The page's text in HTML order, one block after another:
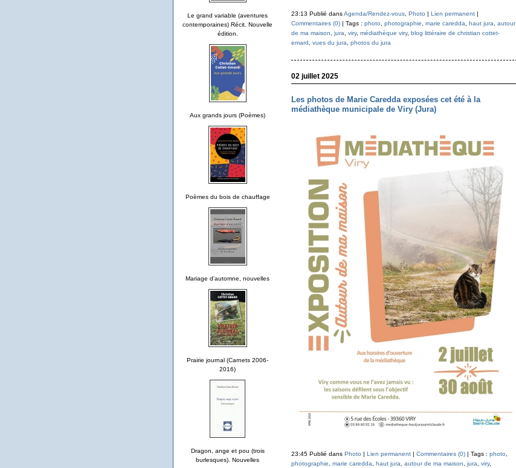
Le grand variable (aventures
contemporaines) Récit. Nouvelle
édition.
Aux grands jours (Poèmes)
Poèmes du bois de chauffage
Mariage d'automne, nouvelles
Prairie journal (Carnets 2006-
2016)
Dragon, ange et pou (trois
burlesques). Nouvelles
23:13 Publié dansAgenda/Rendez-vous, Photo | Lien permanent|
Commentaires (0)| Tags : photo photographie marie caredda haut jura
autour
de ma maison
jura viry, médiathèque viry, blog littéraire de christian cottet-
emard
vues du jura photos du jura
02 juillet 2025
Les photos de Marie Caredda exposées cet été à la
médiathèque municipale de Viry (Jura)
23:45 Publié dans Photo | Lien permanent| Commentaires (0)| Tags : photo
photographie
marie caredda haut jura autour de ma maison jura viry,